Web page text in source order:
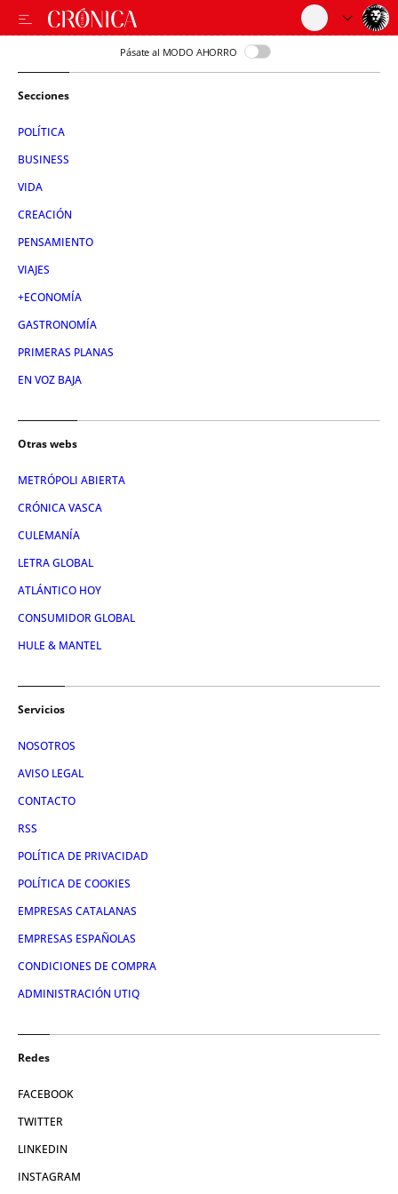
Pásate al MODO AHORRO
Secciones
POLÍTICA
BUSINESS
VIDA
CREACIÓN
PENSAMIENTO
VIAJES
+ECONOMÍA
GASTRONOMÍA
PRIMERAS PLANAS
EN VOZ BAJA
Otras webs
METRÓPOLI ABIERTA
CRÓNICA VASCA
CULEMANÍA
LETRA GLOBAL
ATLÁNTICO HOY
CONSUMIDOR GLOBAL
HULE & MANTEL
Servicios
NOSOTROS
AVISO LEGAL
CONTACTO
RSS
POLÍTICA DE PRIVACIDAD
POLÍTICA DE COOKIES
EMPRESAS CATALANAS
EMPRESAS ESPAÑOLAS
CONDICIONES DE COMPRA
ADMINISTRACIÓN UTIQ
Redes
FACEBOOK
TWITTER
LINKEDIN
INSTAGRAM